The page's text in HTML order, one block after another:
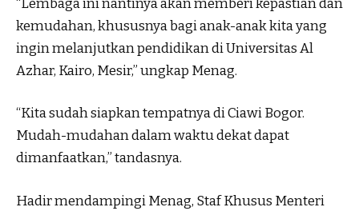
“Lembaga ini nantinya akan memberi kepastian dan
kemudahan, khususnya bagi anak-anak kita yang
ingin melanjutkan pendidikan di Universitas Al
Azhar, Kairo, Mesir,” ungkap Menag.
“Kita sudah siapkan tempatnya di Ciawi Bogor.
Mudah-mudahan dalam waktu dekat dapat
dimanfaatkan,” tandasnya.
Hadir mendampingi Menag, Staf Khusus Menteri